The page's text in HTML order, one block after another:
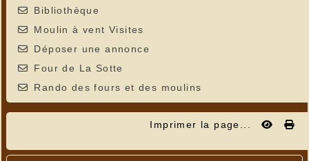
Bibliothèque
Moulin à vent Visites
Déposer une annonce
Four de La Sotte
Rando des fours et des moulins
Imprimer la page...